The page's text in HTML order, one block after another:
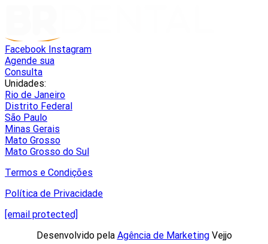
Facebook Instagram
Agende sua
Consulta
Unidades:
Rio de Janeiro
Distrito Federal
São Paulo
Minas Gerais
Mato Grosso
Mato Grosso do Sul
Termos e Condições
Política de Privacidade
[email protected]
Desenvolvido pela Agência de MarketingVejjo​